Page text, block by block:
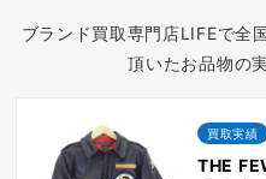
ブランド買取専門店LIFEで全
頂いたお品物の
買取実績
THE